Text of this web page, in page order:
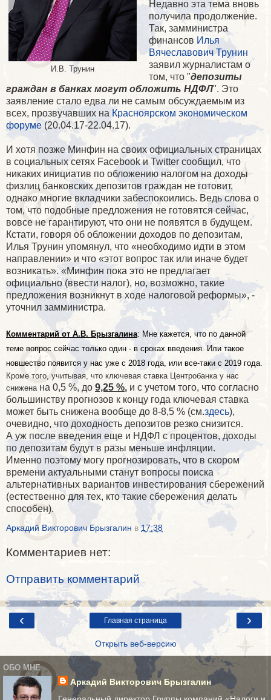
И.В. Трунин
Недавно эта тема вновь
получила продолжение.
Так, замминистра
финансов Илья
Вячеславович Трунин
заявил журналистам о
том, что "депозиты
граждан в банках могут обложить НДФЛ". Это
заявление стало едва ли не самым обсуждаемым из
всех, прозвучавших на Красноярском экономическом
форуме (20.04.17-22.04.17).
И хотя позже Минфин на своих официальных страницах
в социальных сетях Facebook и Twitter сообщил, что
никаких инициатив по обложению налогом на доходы
физлиц банковских депозитов граждан не готовит,
однако многие вкладчики забеспокоились. Ведь слова о
том, что подобные предложения не готовятся сейчас,
вовсе не гарантируют, что они не появятся в будущем.
Кстати, говоря об обложении доходов по депозитам,
Илья Трунин упомянул, что «необходимо идти в этом
направлении» и что «этот вопрос так или иначе будет
возникать». «Минфин пока это не предлагает
официально (ввести налог), но, возможно, такие
предложения возникнут в ходе налоговой реформы», -
уточнил замминистра.
Комментарий от А.В. Брызгалина: Мне кажется, что по данной
теме вопрос сейчас только один - в сроках введения. Или такое
новшество появится у нас уже с 2018 года, или все-таки с 2019 года.
Кроме того, учитывая, что ключевая ставка Центробанка у нас
снижена на 0,5 %, до 9,25 %, и с учетом того, что согласно
большинству прогнозов к концу года ключевая ставка
может быть снижена вообще до 8-8,5 % (см.здесь),
очевидно, что доходность депозитов резко снизится.
А уж после введения еще и НДФЛ с процентов, доходы
по депозитам будут в разы меньше инфляции.
Именно поэтому могу прогнозировать, что в скором
времени актуальными станут вопросы поиска
альтернативных вариантов инвестирования сбережений
(естественно для тех, кто такие сбережения делать
способен).
Аркадий Викторович Брызгалин в17:38
Комментариев нет:
Отправить комментарий
‹ ›
Главная страница
Открыть веб-версию
ОБО МНЕ
Аркадий Викторович Брызгалин